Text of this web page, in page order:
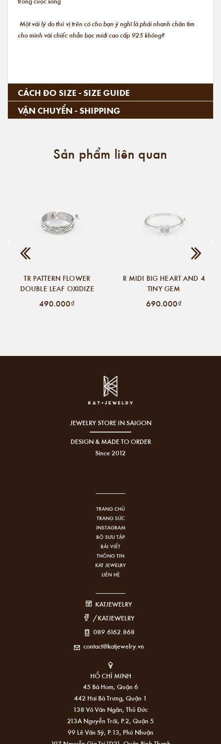
Một vài lý do thú vị trên có cho bạn ý nghĩ là phải nhanh chân tìm
cho mình vài chiếc nhẫn bạc midi cao cấp 925 không?
CÁCH ĐO SIZE - SIZE GUIDE
VẬN CHUYỂN - SHIPPING
Sản phẩm liên quan
TR PATTERN FLOWER
DOUBLE LEAF OXIDIZE
490.000₫
R MIDI BIG HEART AND 4
TINY GEM
690.000₫
JEWELRY STORE IN SAIGON
DESIGN & MADE TO ORDER
Since 2012
TRANG CHỦ
TRANG SỨC
INSTAGRAM
BỘ SƯU TẬP
BÀI VIẾT
THÔNG TIN
KAT JEWELRY
LIÊN HỆ
KATJEWELRY
/KATJEWELRY
089.6162.868
contact@katjewelry.vn
HỒ CHÍ MINH
45 Bà Hom, Quận 6
442 Hai Bà Trưng, Quận 1
138 Võ Văn Ngân, Thủ Đức
213A Nguyễn Trãi, P.2, Quận 5
99 Lê Văn Sỹ, P.13, Phú Nhuận